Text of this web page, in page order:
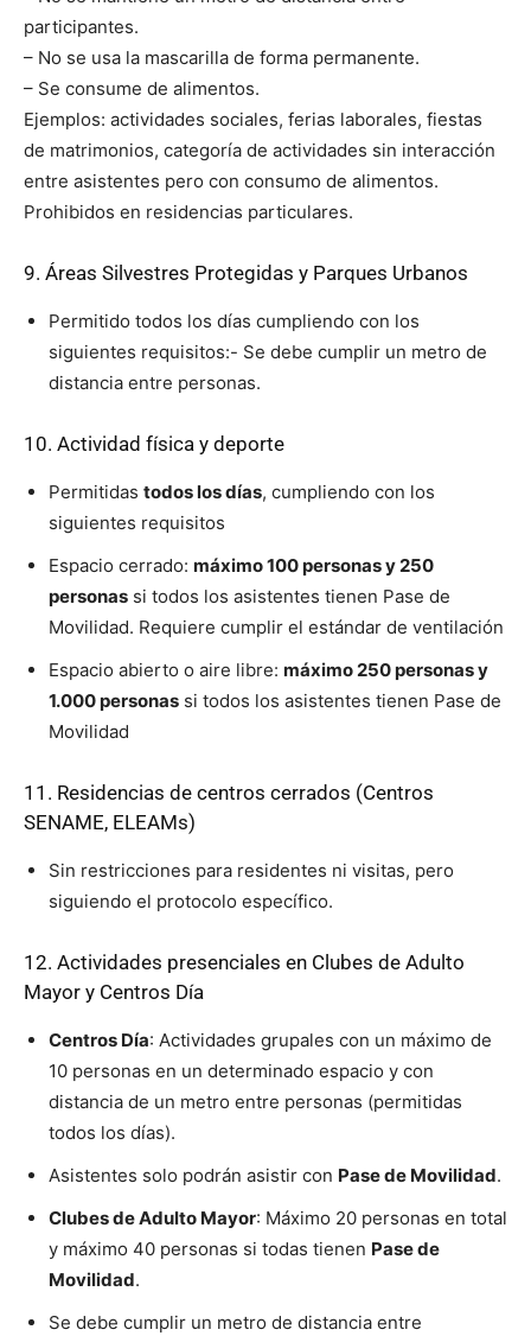
participantes.
– No se usa la mascarilla de forma permanente.
– Se consume de alimentos.
Ejemplos: actividades sociales, ferias laborales, fiestas
de matrimonios, categoría de actividades sin interacción
entre asistentes pero con consumo de alimentos.
Prohibidos en residencias particulares.
9. Áreas Silvestres Protegidas y Parques Urbanos
Permitido todos los días cumpliendo con los
siguientes requisitos:- Se debe cumplir un metro de
distancia entre personas.
10. Actividad física y deporte
Permitidas todos los días, cumpliendo con los
siguientes requisitos
Espacio cerrado: máximo 100 personas y 250
personas si todos los asistentes tienen Pase de
Movilidad. Requiere cumplir el estándar de ventilación
Espacio abierto o aire libre: máximo 250 personas y
1.000 personas si todos los asistentes tienen Pase de
Movilidad
11. Residencias de centros cerrados (Centros
SENAME, ELEAMs)
Sin restricciones para residentes ni visitas, pero
siguiendo el protocolo específico.
12. Actividades presenciales en Clubes de Adulto
Mayor y Centros Día
Centros Día: Actividades grupales con un máximo de
10 personas en un determinado espacio y con
distancia de un metro entre personas (permitidas
todos los días).
Asistentes solo podrán asistir con Pase de Movilidad.
Clubes de Adulto Mayor: Máximo 20 personas en total
y máximo 40 personas si todas tienen Pase de
Movilidad.
Se debe cumplir un metro de distancia entre